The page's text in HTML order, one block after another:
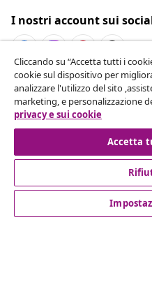
I nostri account sui
Recesso dal contratto
Invia una richiesta di
Recesso
Cliccando su “Accetta tutti i
cookie sul dispositivo per
analizzare l'utilizzo del sito
marketing, e personalizzazione
privacy e sui cookie
Accetta